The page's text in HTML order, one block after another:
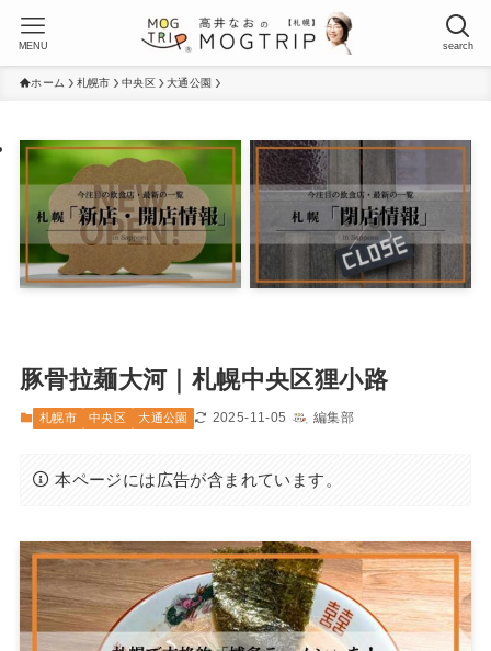
search
MENU
ホーム 札幌市 中央区 大通公園
豚骨拉麺大河｜札幌中央区狸小路
札幌市 中央区 大通公園 2025-11-05 編集部
本ページには広告が含まれています。